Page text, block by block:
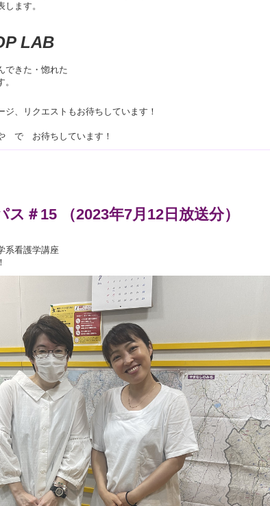
ます。
LAB
できた・惚れた
、リクエストもお待ちしています！
で お待ちしています！
＃15 （2023年7月12日放送分）
系看護学講座